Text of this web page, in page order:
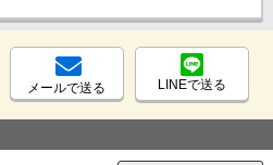
メールで送る LINEで送る